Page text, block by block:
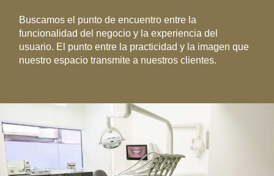
Buscamos el punto de encuentro entre la
funcionalidad del negocio y la experiencia del
usuario. El punto entre la practicidad y la imagen que
nuestro espacio transmite a nuestros clientes.